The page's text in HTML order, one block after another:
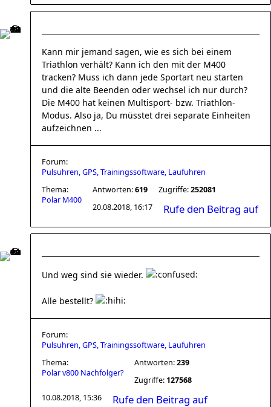
Kann mir jemand sagen, wie es sich bei einem
Triathlon verhält? Kann ich den mit der M400
tracken? Muss ich dann jede Sportart neu starten
und die alte Beenden oder wechsel ich nur durch?
Die M400 hat keinen Multisport- bzw. Triathlon-
Modus. Also ja, Du müsstet drei separate Einheiten
aufzeichnen ...
Forum:
Pulsuhren, GPS, Trainingssoftware, Laufuhren
Thema:
Polar M400
Antworten:619 Zugriffe:252081
20.08.2018, 16:17
Rufe den Beitrag auf
Und weg sind sie wieder.
Alle bestellt?
Forum:
Pulsuhren, GPS, Trainingssoftware, Laufuhren
Thema:
Polar v800 Nachfolger?
Antworten:239
Zugriffe: 127568
10.08.2018, 15:36
Rufe den Beitrag auf